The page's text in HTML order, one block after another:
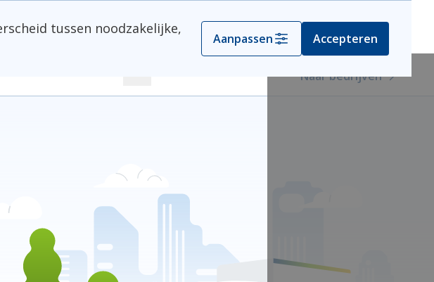
Kies je gemeente
Naar bedrijven
tussen noodzakelijke,
Aanpassen Accepteren